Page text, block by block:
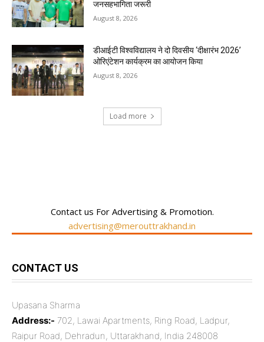
जनसहभागिता जरूरी
August 8, 2026
डीआईटी विश्वविद्यालय ने दो दिवसीय ‘दीक्षारंभ 2026’
ओरिएंटेशन कार्यक्रम का आयोजन किया
August 8, 2026
Load more
Contact us For Advertising & Promotion.
advertising@merouttrakhand.in
CONTACT US
Upasana Sharma
Address:- 702, Lawai Apartments, Ring Road, Ladpur,
Raipur Road, Dehradun, Uttarakhand, India 248008